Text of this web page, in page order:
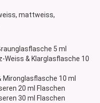
mattweiss,
5 ml
Weiss & Klarglasflasche 10
Mironglasflasche 10 ml
20 ml Flaschen
30 ml Flaschen